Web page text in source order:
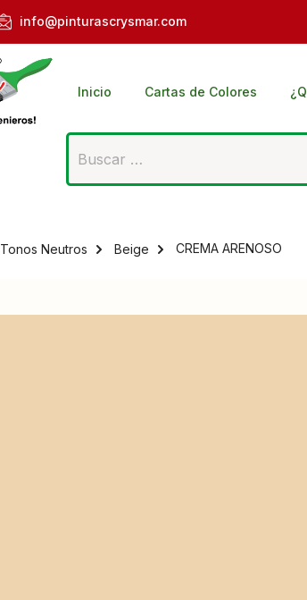
info@pinturascrysmar.com
Inicio Cartas de Colores
Tonos Neutros Beige CREMA ARENOSO